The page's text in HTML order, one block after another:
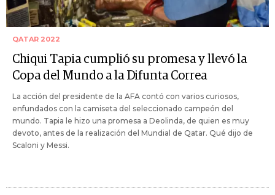
QATAR 2022
Chiqui Tapia cumplió su promesa y llevó la
Copa del Mundo a la Difunta Correa
La acción del presidente de la AFA contó con varios curiosos,
enfundados con la camiseta del seleccionado campeón del
mundo. Tapia le hizo una promesa a Deolinda, de quien es muy
devoto, antes de la realización del Mundial de Qatar. Qué dijo de
Scaloni y Messi.